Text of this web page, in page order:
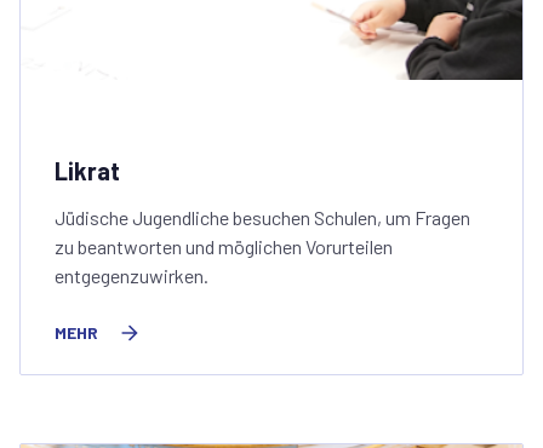
Likrat
Jüdische Jugendliche besuchen Schulen, um Fragen
zu beantworten und möglichen Vorurteilen
entgegenzuwirken.
MEHR